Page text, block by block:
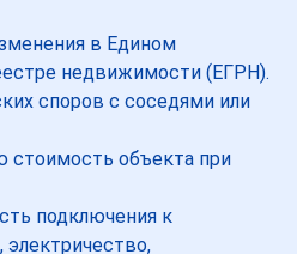
в Едином
недвижимости (ЕГРН).
споров с соседями или
объекта при
подключения к
электричество,